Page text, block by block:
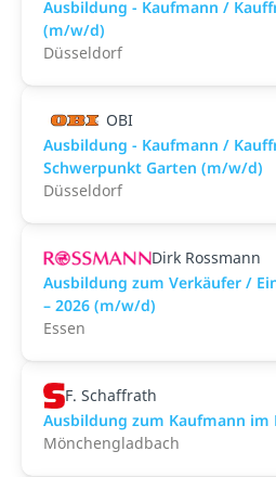
Ausbildung - Kaufmann /
(m/w/d)
Düsseldorf
OBI
Ausbildung - Kaufmann /
Schwerpunkt Garten (m/w/d)
Düsseldorf
Dirk Rossmann
Ausbildung zum Verkäufer /
– 2026 (m/w/d)
Essen
F. Schaffrath
Ausbildung zum Kaufmann
Mönchengladbach